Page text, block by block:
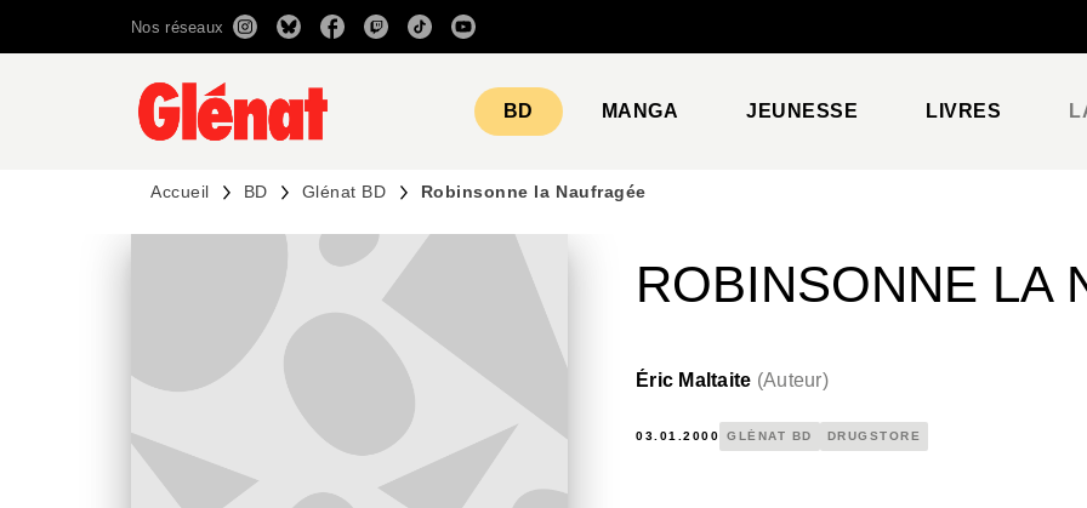
RECHERCHE CONTENU
Nos réseaux
BD MANGA JEUNESSE LIVRES
Accueil BD Glénat BD Robinsonne la Naufragée
ROBINSONNE LA
Éric Maltaite (Auteur)
03.01.2000 GLÉNAT BD DRUGSTORE